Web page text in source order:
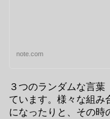
note.com
３つのランダムな言
ています。様々な組み
になったりと、その時